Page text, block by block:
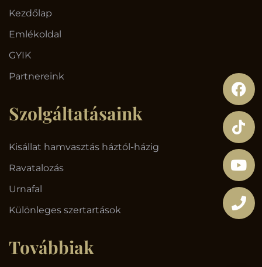
Kezdőlap
Emlékoldal
GYIK
Partnereink
Szolgáltatásaink
Kisállat hamvasztás háztól-házig
Ravatalozás
Urnafal
Különleges szertartások
Továbbiak